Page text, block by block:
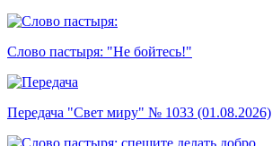
Слово пастыря: "Не бойтесь!"
Передача "Свет миру" № 1033 (01.08.2026)